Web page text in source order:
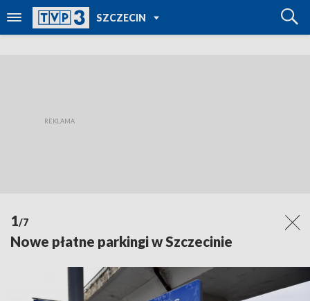
SZCZECIN
TVP REGIONY
1/7
Nowe płatne parkingi w Szczecinie